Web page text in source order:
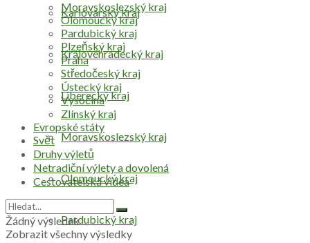
Karlovarský kraj
Královéhradecký kraj
Liberecký kraj
Moravskoslezský kraj
Olomoucký kraj
Pardubický kraj
Moravskoslezský kraj
Olomoucký kraj
Pardubický kraj
Plzeňský kraj
Praha
Středočeský kraj
Ústecký kraj
Vysočina
Zlínský kraj
Evropské státy
Svět
Druhy výletů
Netradiční výlety a dovolená
Cestovatelská videa
Žádný výsledek
Zobrazit všechny výsledky